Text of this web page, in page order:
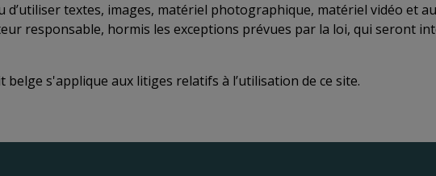
d’utiliser textes, images, matériel photographique, matériel vidéo et
responsable, hormis les exceptions prévues par la loi, qui seront
belge s'applique aux litiges relatifs à l’utilisation de ce site.